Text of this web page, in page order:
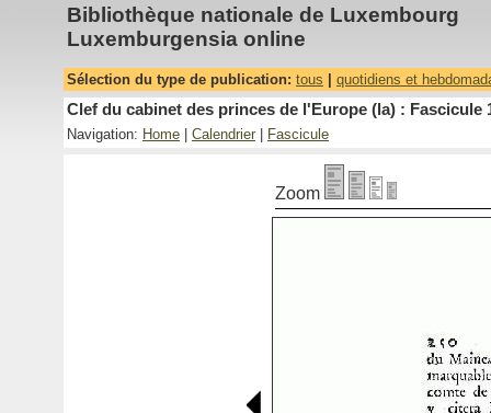
Bibliothèque nationale de Luxembourg
Luxemburgensia online
Sélection du type de publication: tous quotidiens et
Clef du cabinet des princes de l'Europe (la) : Fascicule
Navigation: Home Calendrier Fascicule
Zoom